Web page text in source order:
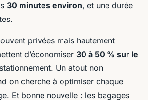
30 minutes environ, et une durée
privées mais hautement
d’économiser 30 à 50 % sur le
Un atout non
on cherche à optimiser chaque
Et bonne nouvelle : les bagages